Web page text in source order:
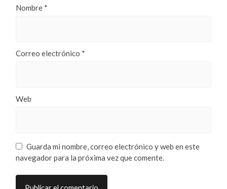
Nombre *
Correo electrónico *
Web
Guarda mi nombre, correo electrónico y web en este
navegador para la próxima vez que comente.